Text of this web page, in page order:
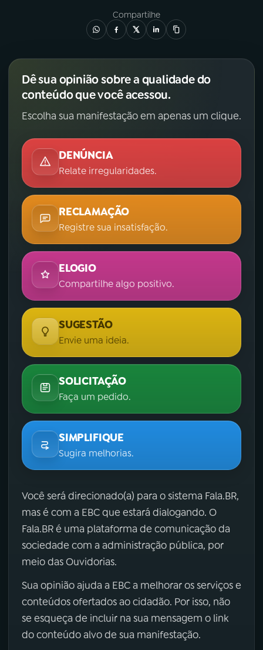
Compartilhe
Dê sua opinião sobre a qualidade do
conteúdo que você acessou.
Escolha sua manifestação em apenas um clique.
DENÚNCIA
Relate irregularidades.
RECLAMAÇÃO
Registre sua insatisfação.
ELOGIO
Compartilhe algo positivo.
SUGESTÃO
Envie uma ideia.
SOLICITAÇÃO
Faça um pedido.
SIMPLIFIQUE
Sugira melhorias.
Você será direcionado(a) para o sistema Fala.BR,
mas é com a EBC que estará dialogando. O
Fala.BR é uma plataforma de comunicação da
sociedade com a administração pública, por
meio das Ouvidorias.
Sua opinião ajuda a EBC a melhorar os serviços e
conteúdos ofertados ao cidadão. Por isso, não
se esqueça de incluir na sua mensagem o link
do conteúdo alvo de sua manifestação.